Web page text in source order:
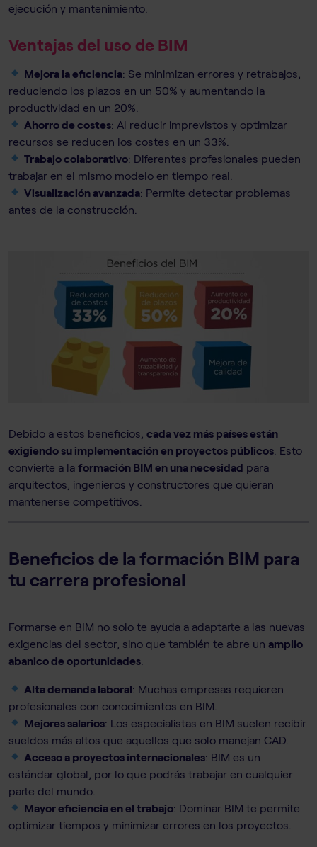
ejecución y mantenimiento.
Ventajas del uso de BIM
Mejora la eficiencia: Se minimizan errores y retrabajos,
reduciendo los plazos en un 50% y aumentando la
productividad en un 20%.
Ahorro de costes: Al reducir imprevistos y optimizar
recursos se reducen los costes en un 33%.
Trabajo colaborativo: Diferentes profesionales pueden
trabajar en el mismo modelo en tiempo real.
Visualización avanzada: Permite detectar problemas
antes de la construcción.
Debido a estos beneficios, cada vez más países están
exigiendo su implementación en proyectos públicos . Esto
convierte a la formación BIM en una necesidad para
arquitectos, ingenieros y constructores que quieran
mantenerse competitivos.
Beneficios de la formación BIM para
tu carrera profesional
Formarse en BIM no solo te ayuda a adaptarte a las nuevas
exigencias del sector, sino que también te abre un amplio
abanico de oportunidades
Alta demanda laboral: Muchas empresas requieren
profesionales con conocimientos en BIM.
Mejores salarios: Los especialistas en BIM suelen recibir
sueldos más altos que aquellos que solo manejan CAD.
Acceso a proyectos internacionales: BIM es un
estándar global, por lo que podrás trabajar en cualquier
parte del mundo.
Mayor eficiencia en el trabajo: Dominar BIM te permite
optimizar tiempos y minimizar errores en los proyectos.